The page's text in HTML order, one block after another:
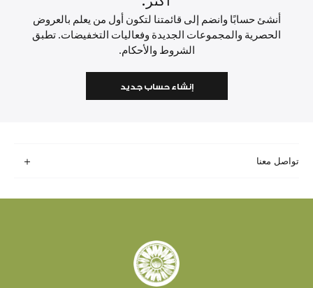
أنشئ حسابًا وانضم إلى قائمتنا لتكون أول من يعلم بالعروض
الحصرية والمجموعات الجديدة وفعاليات التخفيضات. تطبق
الشروط والأحكام.
إنشاء حساب جديد
تواصل معنا